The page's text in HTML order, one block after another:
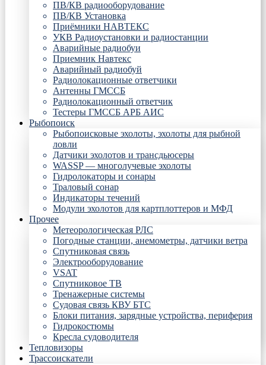
ПВ/КВ радиооборудование
ПВ/КВ Установка
Приёмники НАВТЕКС
УКВ Радиоустановки и радиостанции
Аварийные радиобуи
Приемник Навтекс
Аварийный радиобуй
Радиолокационные ответчики
Антенны ГМССБ
Радиолокационный ответчик
Тестеры ГМССБ АРБ АИС
Рыбопоиск
Рыбопоисковые эхолоты, эхолоты для рыбной
ловли
Датчики эхолотов и трансдьюсеры
WASSP — многолучевые эхолоты
Гидролокаторы и сонары
Траловый сонар
Индикаторы течений
Модули эхолотов для картплоттеров и МФД
Прочее
Метеорологическая РЛС
Погодные станции, анемометры, датчики ветра
Спутниковая связь
Электрооборудование
VSAT
Спутниковое ТВ
Тренажерные системы
Судовая связь КВУ БТС
Блоки питания, зарядные устройства, периферия
Гидрокостюмы
Кресла судоводителя
Тепловизоры
Трассоискатели